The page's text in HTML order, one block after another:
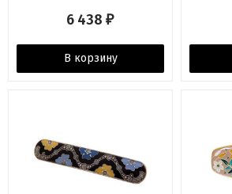
6 438 ₽
В корзину